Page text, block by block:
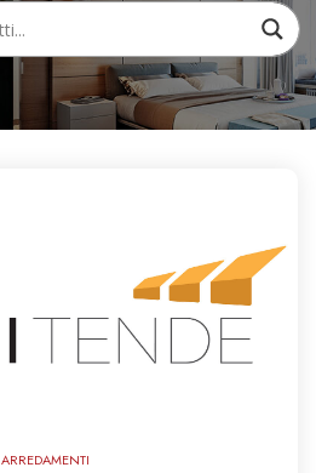
ARREDAMENTI